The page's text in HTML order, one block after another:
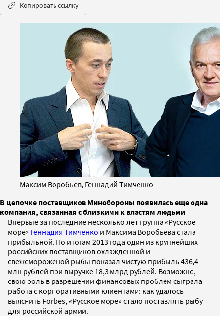
Копировать ссылку
Максим Воробьев, Геннадий Тимченко
В цепочке поставщиков Минобороны появилась еще одна
компания, связанная с близкими к властям людьми
Впервые за последние несколько лет группа «Русское
море» Геннадия Тимченко и Максима Воробьева стала
прибыльной. По итогам 2013 года один из крупнейших
российских поставщиков охлажденной и
свежемороженой рыбы показал чистую прибыль 436,4
млн рублей при выручке 18,3 млрд рублей. Возможно,
свою роль в разрешении финансовых проблем сыграла
работа с корпоративными клиентами: как удалось
выяснить Forbes, «Русское море» стало поставлять рыбу
для российской армии.